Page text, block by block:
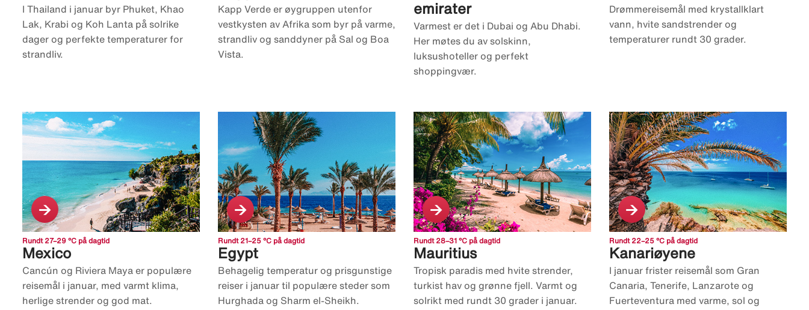
I Thailand i januar byr Phuket, Khao
Lak, Krabi og Koh Lanta på solrike
dager og perfekte temperaturer for
strandliv.
Kapp Verde er øygruppen utenfor
vestkysten av Afrika som byr på varme,
strandliv og sanddyner på Sal og Boa
Vista.
emirater
Varmest er det i Dubai og Abu Dhabi.
Her møtes du av solskinn,
luksushoteller og perfekt
shoppingvær.
Drømmereisemål med krystallklart
vann, hvite sandstrender og
temperaturer rundt 30 grader.
Rundt 27–29 °C på dagtid
Mexico
Cancún og Riviera Maya er populære
reisemål i januar, med varmt klima,
herlige strender og god mat.
Rundt 21–25 °C på dagtid
Egypt
Behagelig temperatur og prisgunstige
reiser i januar til populære steder som
Hurghada og Sharm el-Sheikh.
Rundt 28–31 °C på dagtid
Mauritius
Tropisk paradis med hvite strender,
turkist hav og grønne fjell. Varmt og
solrikt med rundt 30 grader i januar.
Rundt 22–25 °C på dagtid
Kanariøyene
I januar frister reisemål som Gran
Canaria, Tenerife, Lanzarote og
Fuerteventura med varme, sol og